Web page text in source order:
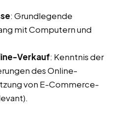
: Grundlegende
mit Computern und
Verkauf: Kenntnis der
des Online-
von E-Commerce-